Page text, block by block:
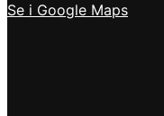
Se i Google Maps